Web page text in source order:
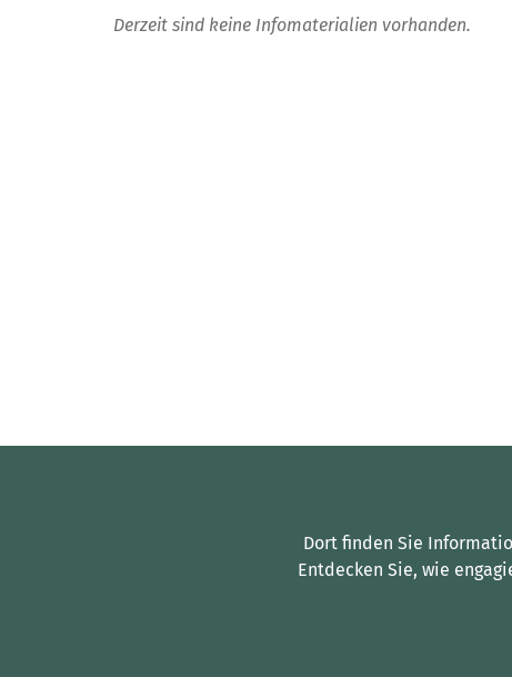
Derzeit sind keine Infomaterialien vorhanden.
Dort finden Sie
Entdecken Sie, wie